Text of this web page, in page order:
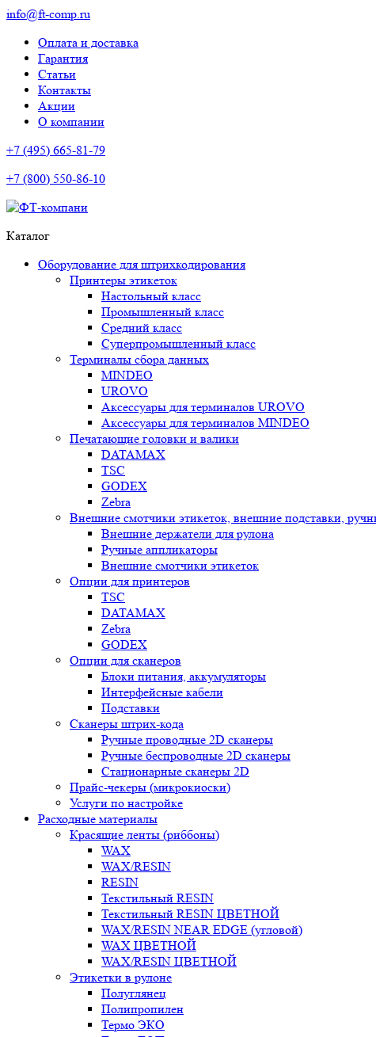
info@ft-comp.ru
Оплата и доставка
Гарантия
Статьи
Контакты
Акции
О компании
+7 (495) 665-81-79
+7 (800) 550-86-10
Каталог
Оборудование для штрихкодирования
Принтеры этикеток
Настольный класс
Промышленный класс
Средний класс
Суперпромышленный класс
Терминалы сбора данных
MINDEO
UROVO
Аксессуары для терминалов UROVO
Аксессуары для терминалов MINDEO
Печатающие головки и валики
DATAMAX
TSC
GODEX
Zebra
Внешние смотчики этикеток, внешние подставки,
Внешние держатели для рулона
Ручные аппликаторы
Внешние смотчики этикеток
Опции для принтеров
TSC
DATAMAX
Zebra
GODEX
Опции для сканеров
Блоки питания, аккумуляторы
Интерфейсные кабели
Подставки
Сканеры штрих-кода
Ручные проводные 2D сканеры
Ручные беспроводные 2D сканеры
Стационарные сканеры 2D
Прайс-чекеры (микрокиоски)
Услуги по настройке
Расходные материалы
Красящие ленты (риббоны)
WAX
WAX/RESIN
RESIN
Текстильный RESIN
Текстильный RESIN ЦВЕТНОЙ
WAX/RESIN NEAR EDGE (угловой)
WAX ЦВЕТНОЙ
WAX/RESIN ЦВЕТНОЙ
Этикетки в рулоне
Полуглянец
Полипропилен
Термо ЭКО